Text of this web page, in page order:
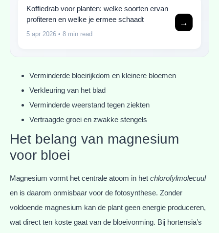
Koffiedrab voor planten: welke soorten ervan
profiteren en welke je ermee schaadt
5 apr 2026 • 8 min read
→
Verminderde bloeirijkdom en kleinere bloemen
Verkleuring van het blad
Verminderde weerstand tegen ziekten
Vertraagde groei en zwakke stengels
Het belang van magnesium
voor bloei
Magnesium vormt het centrale atoom in het chlorofylmolecuul
en is daarom onmisbaar voor de fotosynthese. Zonder
voldoende magnesium kan de plant geen energie produceren,
wat direct ten koste gaat van de bloeivorming. Bij hortensia’s